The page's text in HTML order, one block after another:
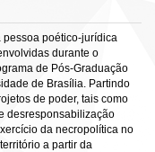
pessoa poético-jurídica
durante o
de Pós-Graduação
de Brasília. Partindo
de poder, tais como
desresponsabilização
da necropolítica no
a partir da